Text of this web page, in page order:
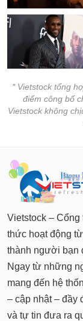
* Vietstock tổng
điểm công bố
Vietstock không
Vietstock –
thức hoạt động
thành người bạn
Ngay từ những
mang đến hệ
– cập nhật – đầy
và tự tin đưa ra